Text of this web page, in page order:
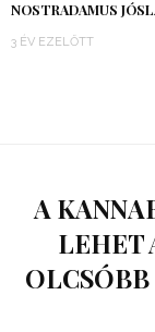
NOSTRADAMUS
3 ÉV EZELŐTT
A
LEHET